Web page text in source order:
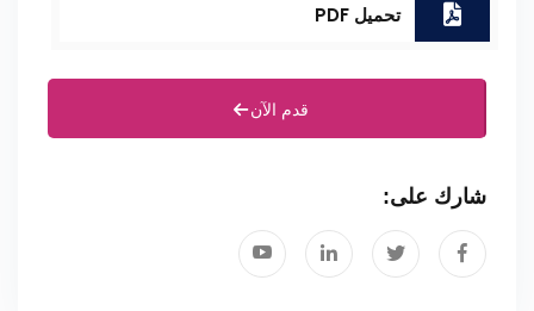
تحميل PDF
قدم الآن
شارك على: